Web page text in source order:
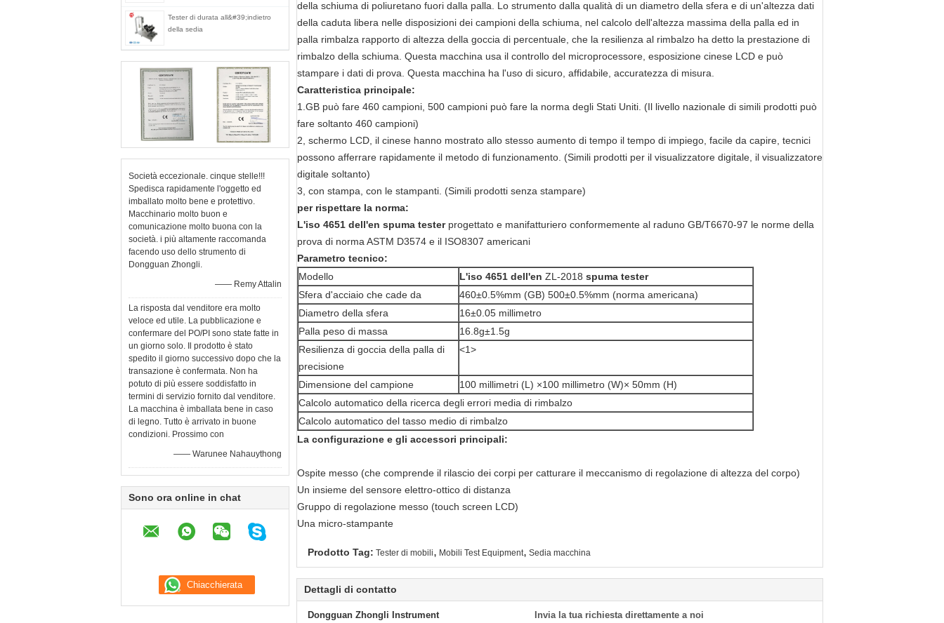
Tester di durata all&#39;indietro
della sedia
Società eccezionale. cinque stelle!!!
Spedisca rapidamente l'oggetto ed
imballato molto bene e protettivo.
Macchinario molto buon e
comunicazione molto buona con la
società. i più altamente raccomanda
facendo uso dello strumento di
Dongguan Zhongli.
—— Remy Attalin
La risposta dal venditore era molto
veloce ed utile. La pubblicazione e
confermare del PO/PI sono state fatte in
un giorno solo. Il prodotto è stato
spedito il giorno successivo dopo che la
transazione è confermata. Non ha
potuto di più essere soddisfatto in
termini di servizio fornito dal venditore.
La macchina è imballata bene in caso
di legno. Tutto è arrivato in buone
condizioni. Prossimo con
—— Warunee Nahauythong
Sono ora online in chat
della schiuma di poliuretano fuori dalla palla. Lo strumento dalla qualità di un diametro della sfera e di un'altezza dati
della caduta libera nelle disposizioni dei campioni della schiuma, nel calcolo dell'altezza massima della palla ed in
palla rimbalza rapporto di altezza della goccia di percentuale, che la resilienza al rimbalzo ha detto la prestazione di
rimbalzo della schiuma. Questa macchina usa il controllo del microprocessore, esposizione cinese LCD e può
stampare i dati di prova. Questa macchina ha l'uso di sicuro, affidabile, accuratezza di misura.
Caratteristica principale:
1.GB può fare 460 campioni, 500 campioni può fare la norma degli Stati Uniti. (Il livello nazionale di simili prodotti può
fare soltanto 460 campioni)
2, schermo LCD, il cinese hanno mostrato allo stesso aumento di tempo il tempo di impiego, facile da capire, tecnici
possono afferrare rapidamente il metodo di funzionamento. (Simili prodotti per il visualizzatore digitale, il visualizzatore
digitale soltanto)
3, con stampa, con le stampanti. (Simili prodotti senza stampare)
per rispettare la norma:
L'iso 4651 dell'en spuma testerprogettato e manifatturiero conformemente al raduno GB/T6670-97 le norme della
prova di norma ASTM D3574 e il ISO8307 americani
Parametro tecnico:
Modello
L'iso 4651 dell'en ZL-2018 spuma tester
Sfera d'acciaio che cade da
460±0.5%mm (GB) 500±0.5%mm (norma americana)
Diametro della sfera
16±0.05 millimetro
Palla peso di massa
16.8g±1.5g
Resilienza di goccia della palla di
precisione
<1>
Dimensione del campione
100 millimetri (L) ×100 millimetro (W)× 50mm (H)
Calcolo automatico della ricerca degli errori media di rimbalzo
Calcolo automatico del tasso medio di rimbalzo
La configurazione e gli accessori principali:
Ospite messo (che comprende il rilascio dei corpi per catturare il meccanismo di regolazione di altezza del corpo)
Un insieme del sensore elettro-ottico di distanza
Gruppo di regolazione messo (touch screen LCD)
Una micro-stampante
Prodotto Tag: Tester di mobili, Mobili Test Equipment, Sedia macchina
Dettagli di contatto
Dongguan Zhongli Instrument
Invia la tua richiesta direttamente a noi